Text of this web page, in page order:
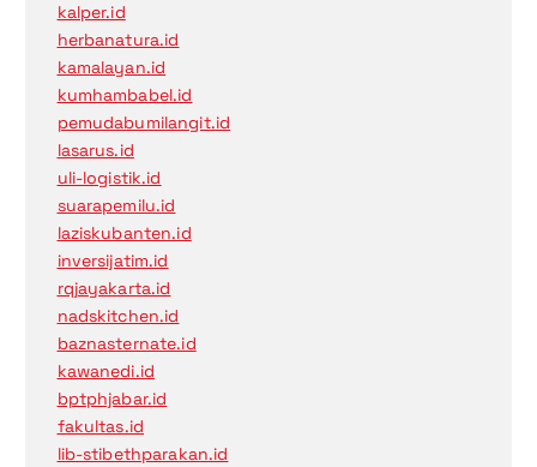
kalper.id
herbanatura.id
kamalayan.id
kumhambabel.id
pemudabumilangit.id
lasarus.id
uli-logistik.id
suarapemilu.id
laziskubanten.id
inversijatim.id
rqjayakarta.id
nadskitchen.id
baznasternate.id
kawanedi.id
bptphjabar.id
fakultas.id
lib-stibethparakan.id